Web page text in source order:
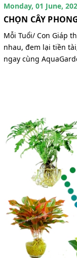
Monday, 01 June,
CHỌN CÂY
Mỗi Tuổi/ Con Giáp
nhau, đem lại tiền
ngay cùng